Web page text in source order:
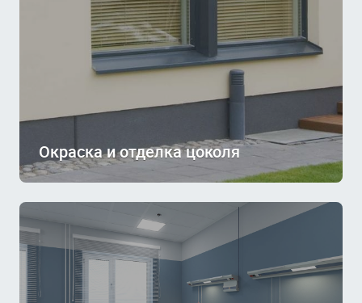
Окраска и отделка цоколя